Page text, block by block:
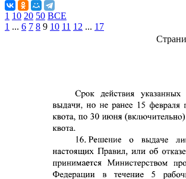
1 10 20 50 ВСЕ
1 ... 6 7 8 9 10 11 12 ... 17